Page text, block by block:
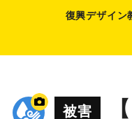
復興デザイン
被害